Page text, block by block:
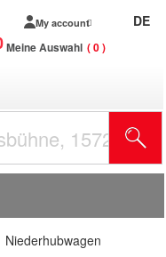
My account
Meine Auswahl 0
DE
Niederhubwagen